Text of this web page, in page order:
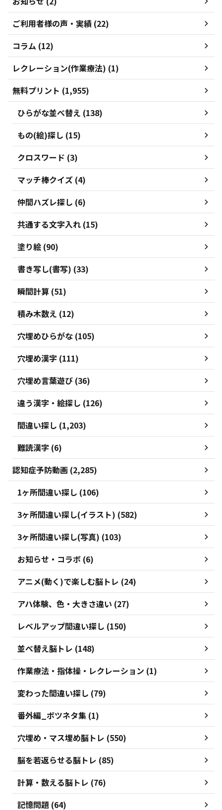
ご利用者様の声・実績 (22)
コラム (12)
レクレーション(作業療法) (1)
無料プリント (1,955)
ひらがな並べ替え (138)
もの(絵)探し (15)
クロスワード (3)
マッチ棒クイズ (4)
仲間ハズレ探し (6)
共通する文字入れ (15)
塗り絵 (90)
書き写し(書写) (33)
瞬間計算 (51)
積み木数え (12)
穴埋めひらがな (105)
穴埋め漢字 (111)
穴埋め言葉遊び (36)
違う漢字・絵探し (126)
間違い探し (1,203)
難読漢字 (6)
認知症予防動画 (2,285)
1ヶ所間違い探し (106)
3ヶ所間違い探し(イラスト) (582)
3ヶ所間違い探し(写真) (103)
お知らせ・コラボ (6)
アニメ(動く)で楽しむ脳トレ (24)
アハ体験、色・大きさ違い (27)
レベルアップ間違い探し (150)
並べ替え脳トレ (148)
作業療法・指体操・レクレーション (1)
変わった間違い探し (79)
番外編_ボツネタ集 (1)
穴埋め・マス埋め脳トレ (550)
脳を若返らせる脳トレ (85)
計算・数える脳トレ (76)
記憶問題 (64)